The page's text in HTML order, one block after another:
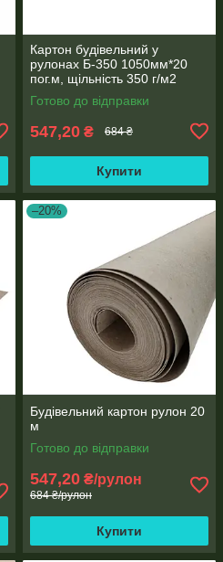
Картон будівельний у
рулонах Б-350 1050мм*20
пог.м, щільність 350 г/м2
Готово до відправки
547,20 ₴ 684 ₴
Купити
–20%
Будівельний картон рулон 20
м
Готово до відправки
547,20 ₴/рулон
684 ₴/рулон
Купити